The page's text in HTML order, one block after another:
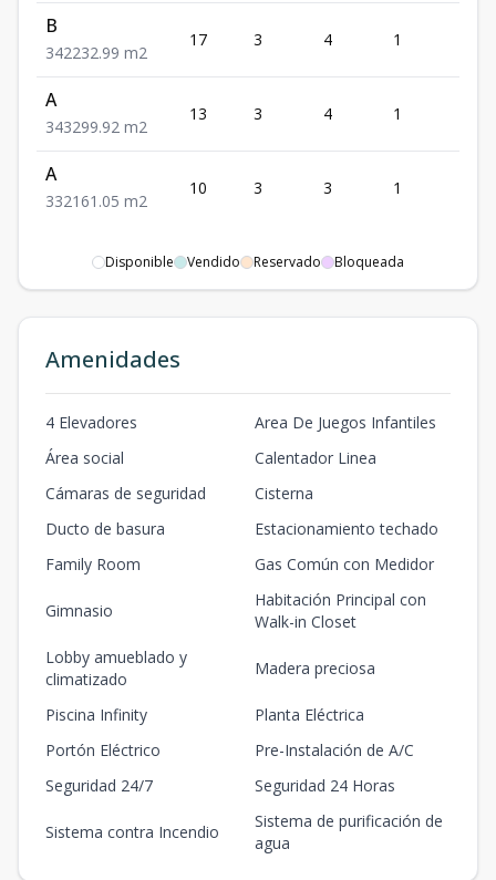
B
342232.99 m2
17 3 4 1
A
343299.92 m2
13 3 4 1
A
332161.05 m2
10 3 3 1
Disponible Vendido Reservado Bloqueada
Amenidades
4 Elevadores
Area De Juegos Infantiles
Área social
Calentador Linea
Cámaras de seguridad
Cisterna
Ducto de basura
Estacionamiento techado
Family Room
Gas Común con Medidor
Gimnasio
Habitación Principal con
Walk-in Closet
Lobby amueblado y
climatizado
Madera preciosa
Piscina Infinity
Planta Eléctrica
Portón Eléctrico
Pre-Instalación de A/C
Seguridad 24/7
Seguridad 24 Horas
Sistema contra Incendio
Sistema de purificación de
agua